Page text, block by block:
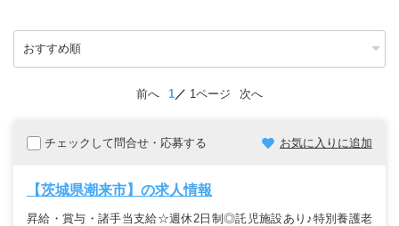
前へ 1 1ページ 次へ
チェックして問合せ・応募する お気に入りに追加
【茨城県潮来市】の求人情報
昇給・賞与・諸手当支給☆週休2日制◎託児施設あり♪特別養護老